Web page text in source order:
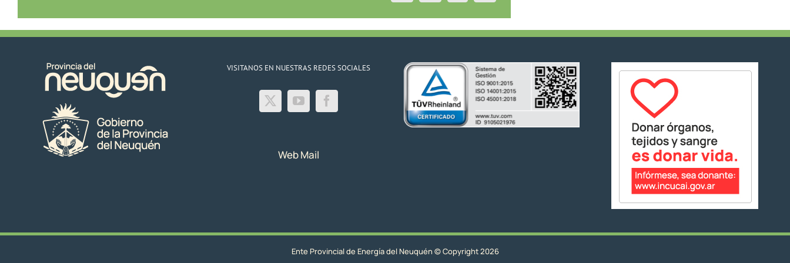
VISITANOS EN NUESTRAS REDES SOCIALES
Web Mail
Ente Provincial de Energía del Neuquén © Copyright 2026